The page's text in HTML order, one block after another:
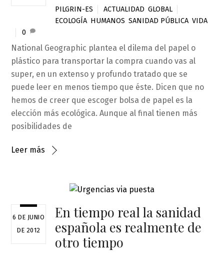
PILGRIN-ES ACTUALIDAD ,GLOBAL
ECOLOGÍA HUMANOS SANIDAD PÚBLICA VIDA
0
National Geographic plantea el dilema del papel o
plástico para transportar la compra cuando vas al
super, en un extenso y profundo tratado que se
puede leer en menos tiempo que éste. Dicen que no
hemos de creer que escoger bolsa de papel es la
elección más ecológica. Aunque al final tienen más
posibilidades de
Leer más
6 DE JUNIO
DE 2012
En tiempo real la sanidad
española es realmente de
otro tiempo